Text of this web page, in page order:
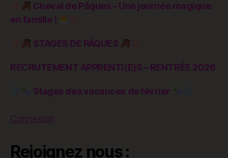
Cheval de Pâques – Une journée magique
en famille !
STAGES DE PÂQUES
RECRUTEMENT APPRENTI(E)S – RENTRÉE 2026
Stages des vacances de février
Connexion
Rejoignez nous :